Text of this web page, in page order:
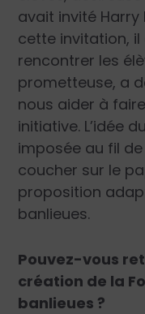
avait invité Harry
cette invitation,
rencontrer les
prometteuse, a
nous aider à
initiative. L’idée
imposée au fil
coucher sur le
proposition
banlieues.
Pouvez-vous
création de la
banlieues ?